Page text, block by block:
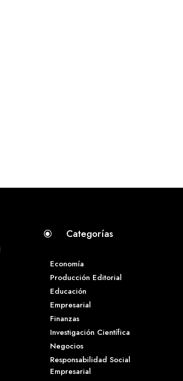
\ Categorías
Economía
Producción Editorial
Educación
Empresarial
Finanzas
Investigación Científica
Negocios
Responsabilidad Social
Empresarial